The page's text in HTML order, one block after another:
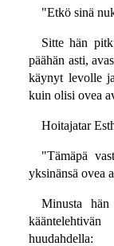
"Etkö sinä
Sitte hän
päähän asti,
käynyt levolle
kuin olisi ovea
Hoitajatar
"Tämäpä
yksinänsä ovea
Minusta
huudahdella: